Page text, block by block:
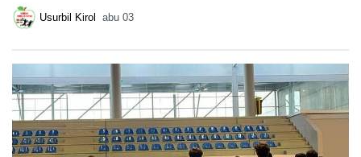
Usurbil Kirol abu 03